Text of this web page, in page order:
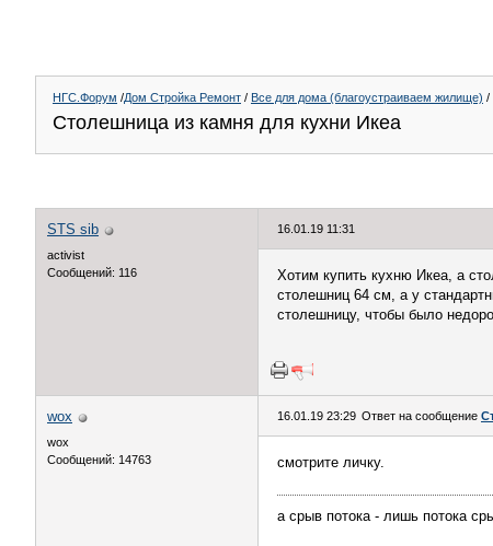
НГС.Форум /Дом Стройка Ремонт / Все для дома (благоустраиваем жилище) /
Столешница из камня для кухни Икеа
STS sib
activist
Сообщений: 116
16.01.19 11:31
Хотим купить кухню Икеа, а
столешниц 64 см, а у
столешницу, чтобы было
wox
wox
Сообщений: 14763
16.01.19 23:29 Ответ на сообщение
смотрите личку.
а срыв потока - лишь потока